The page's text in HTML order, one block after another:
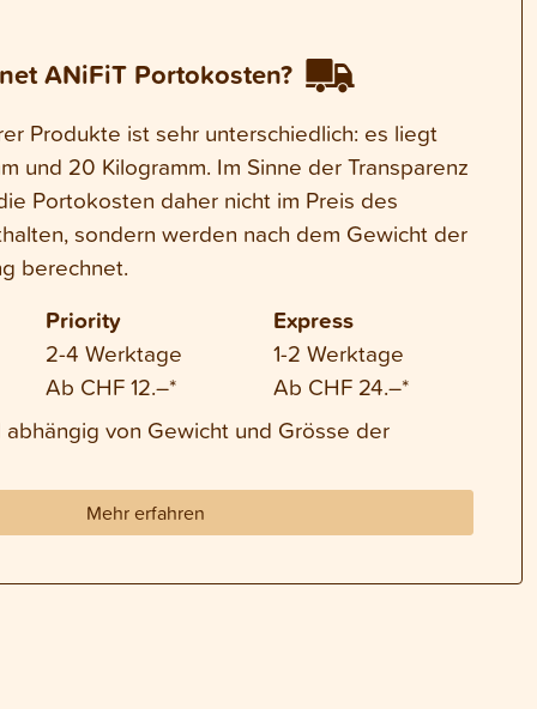
ANiFiT Portokosten?
Produkte ist sehr unterschiedlich: es liegt
und 20 Kilogramm. Im Sinne der Transparenz
Portokosten daher nicht im Preis des
sondern werden nach dem Gewicht der
berechnet.
Priority
2-4 Werktage
Ab CHF 12.–*
Express
1-2 Werktage
Ab CHF 24.–*
von Gewicht und Grösse der
Mehr erfahren